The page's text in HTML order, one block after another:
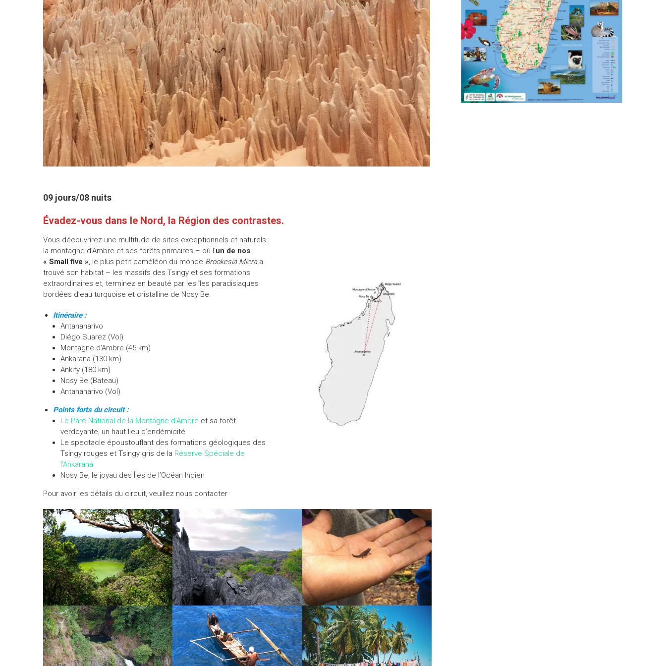
09 jours/08 nuits
Évadez-vous dans le Nord, la Région des contrastes.
Vous découvrirez une multitude de sites exceptionnels et naturels :
la montagne d’Ambre et ses forêts primaires – où l’un de nos
« Small five », le plus petit caméléon du monde Brookesia Micra a
trouvé son habitat – les massifs des Tsingy et ses formations
extraordinaires et, terminez en beauté par les îles paradisiaques
bordées d’eau turquoise et cristalline de Nosy Be.
Itinéraire :
Antananarivo
Diégo Suarez (Vol)
Montagne d’Ambre (45 km)
Ankarana (130 km)
Ankify (180 km)
Nosy Be (Bateau)
Antananarivo (Vol)
Points forts du circuit :
Le Parc National de la Montagne d’Ambre et sa forêt
verdoyante, un haut lieu d’endémicité
Le spectacle époustouflant des formations géologiques des
Tsingy rouges et Tsingy gris de la Réserve Spéciale de
l’Ankarana
Nosy Be, le joyau des Îles de l’Océan Indien
Pour avoir les détails du circuit, veuillez nous contacter